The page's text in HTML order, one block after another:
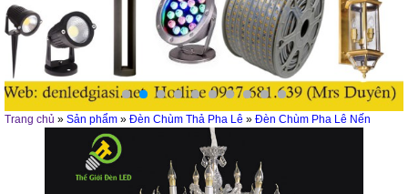
Trang chủ » Sản phẩm » Đèn Chùm Thả Pha Lê » Đèn Chùm Pha Lê Nến